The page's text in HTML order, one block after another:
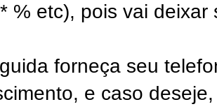
% etc), pois vai
forneça seu
e caso